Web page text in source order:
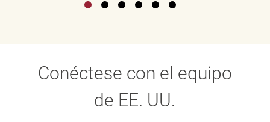
Conéctese con el equipo
de EE. UU.